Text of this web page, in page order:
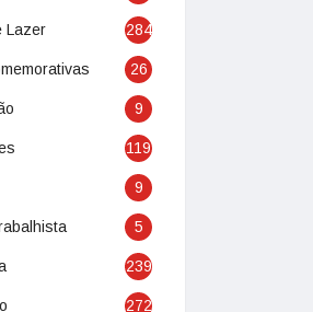
Lazer 284
26
9
119
9
5
239
272